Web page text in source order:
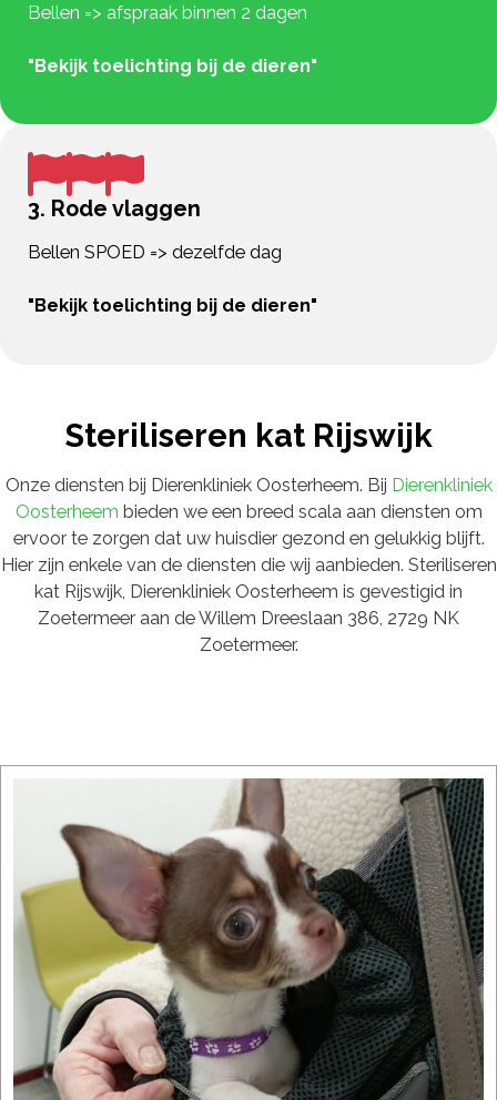
Bellen => afspraak binnen 2 dagen
"Bekijk toelichting bij de dieren"
3. Rode vlaggen
Bellen SPOED => dezelfde dag
"Bekijk toelichting bij de dieren"
Steriliseren kat Rijswijk
Onze diensten bij Dierenkliniek Oosterheem. Bij Dierenkliniek
Oosterheem bieden we een breed scala aan diensten om
ervoor te zorgen dat uw huisdier gezond en gelukkig blijft.
Hier zijn enkele van de diensten die wij aanbieden. Steriliseren
kat Rijswijk, Dierenkliniek Oosterheem is gevestigid in
Zoetermeer aan de Willem Dreeslaan 386, 2729 NK
Zoetermeer.